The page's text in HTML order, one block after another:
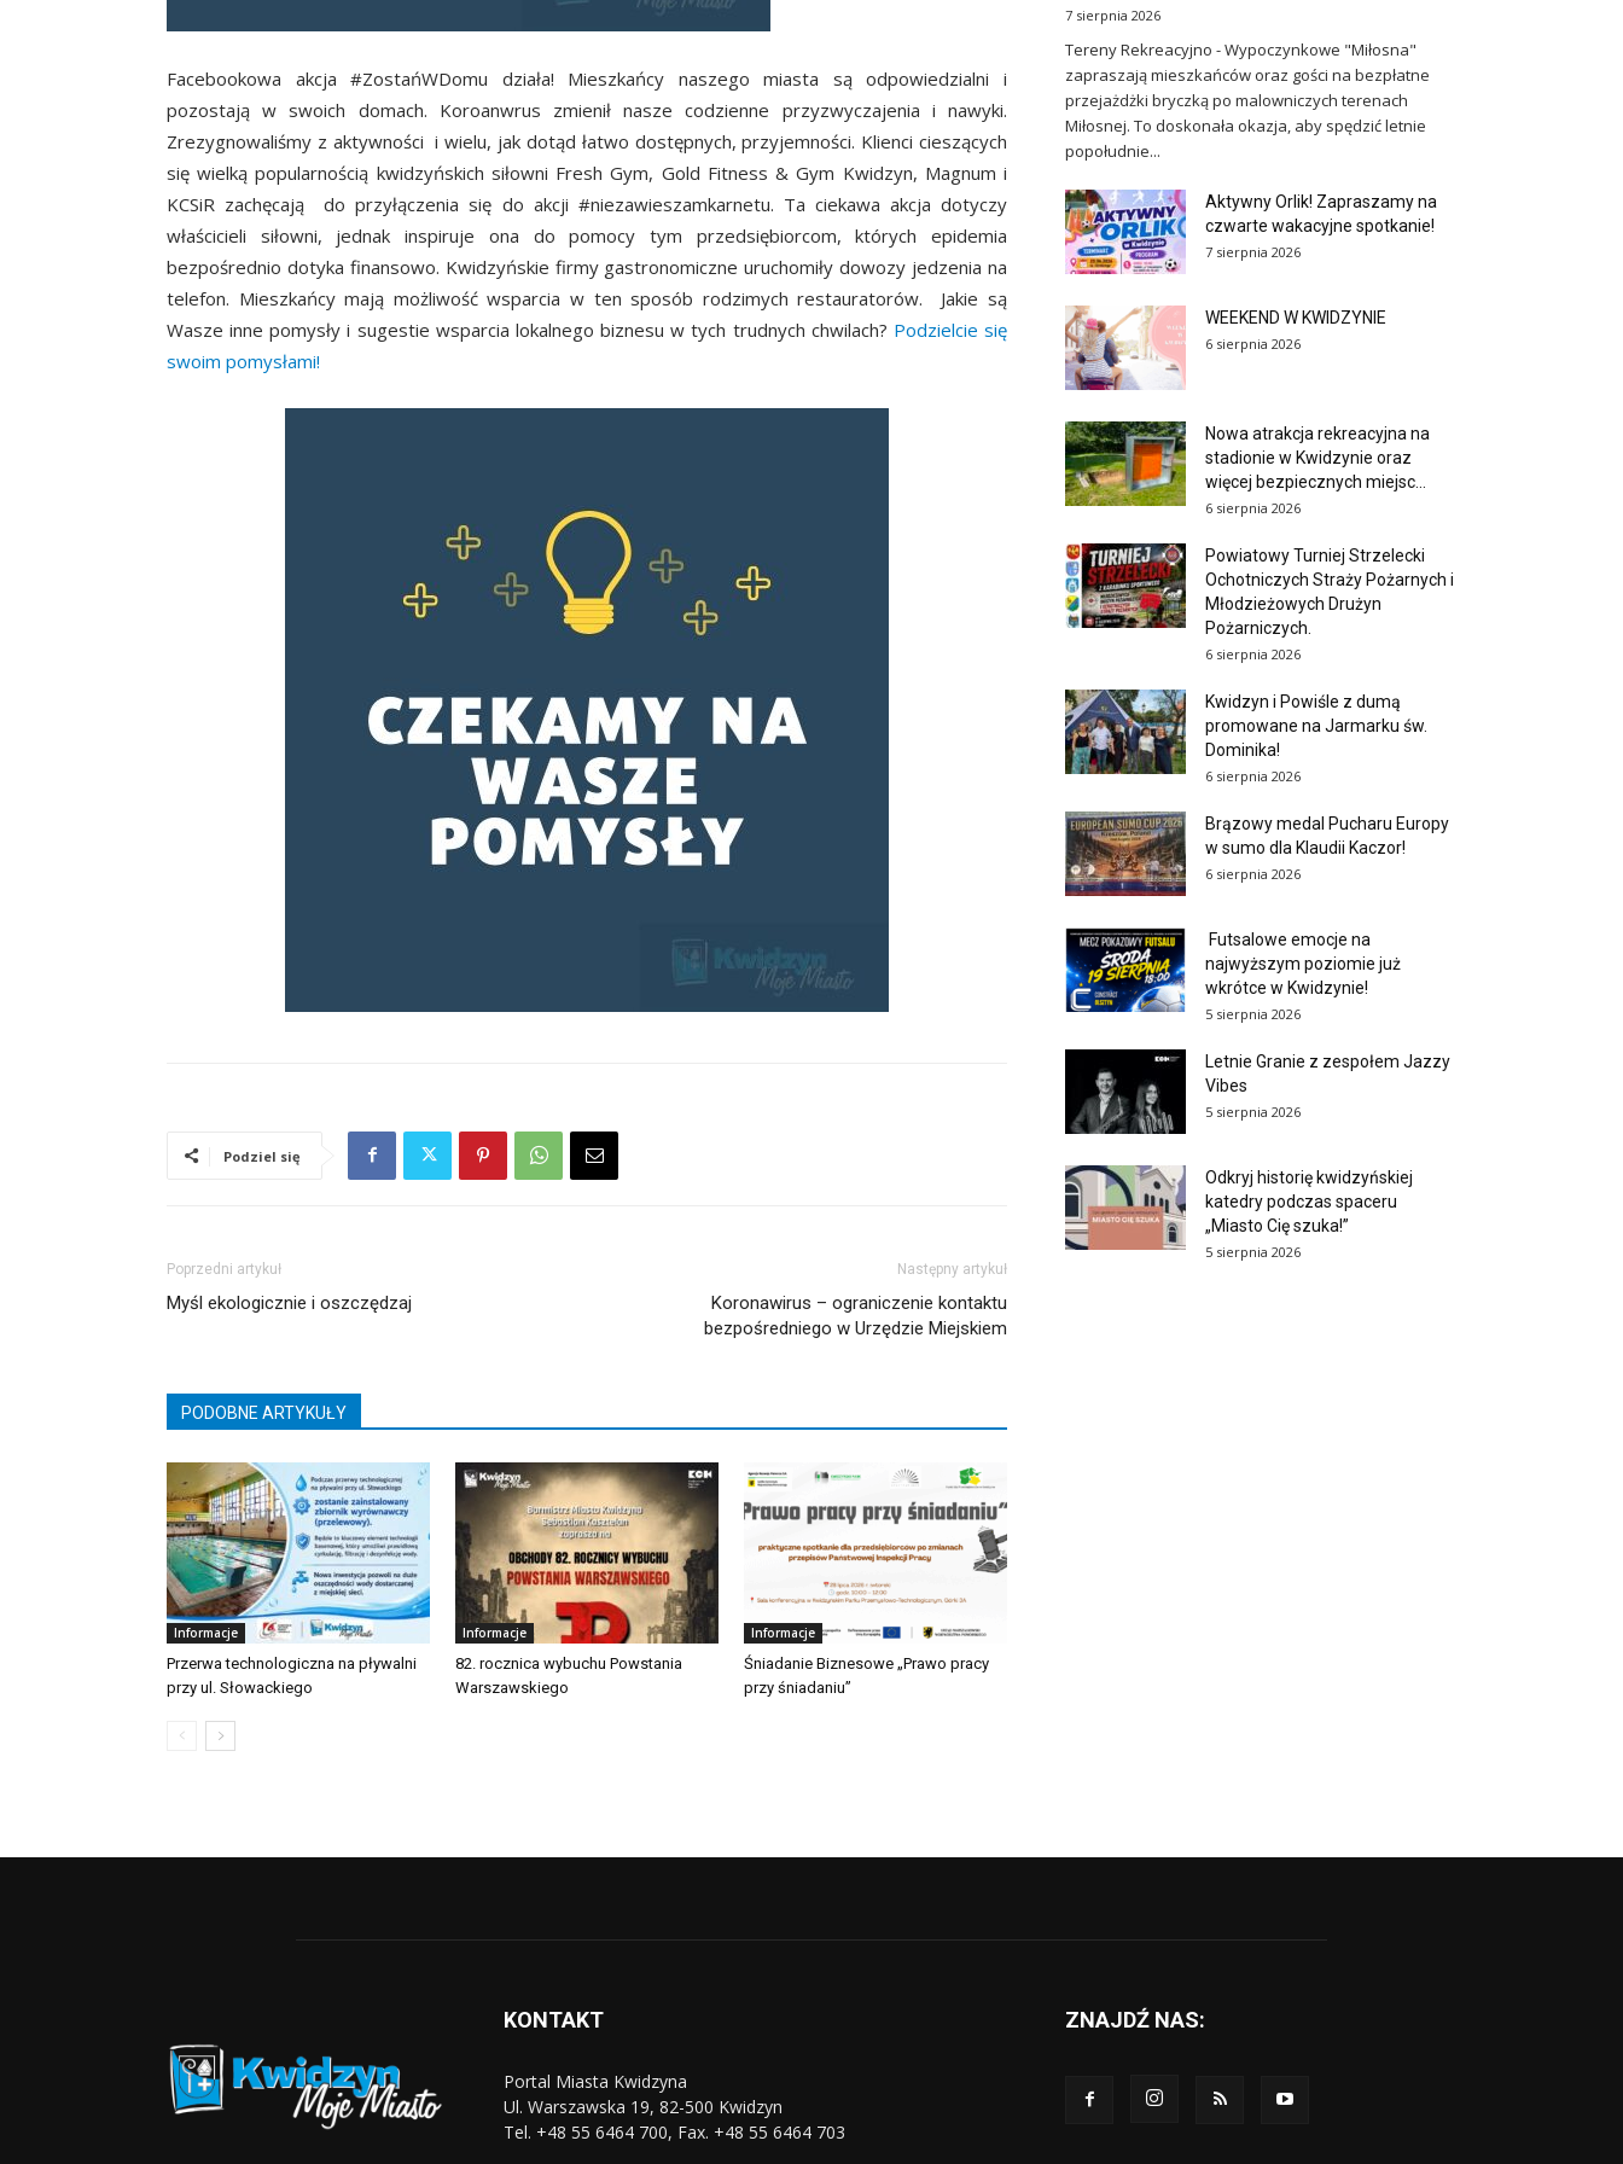
Facebookowa akcja #ZostańWDomu działa! Mieszkańcy naszego miasta są odpowiedzialni i
pozostają w swoich domach. Koroanwrus zmienił nasze codzienne przyzwyczajenia i nawyki.
Zrezygnowaliśmy z aktywności i wielu, jak dotąd łatwo dostępnych, przyjemności. Klienci cieszących
się wielką popularnością kwidzyńskich siłowni Fresh Gym, Gold Fitness & Gym Kwidzyn, Magnum i
KCSiR zachęcają do przyłączenia się do akcji ‪#‎niezawieszamkarnetu. Ta ciekawa akcja dotyczy
właścicieli siłowni, jednak inspiruje ona do pomocy tym przedsiębiorcom, których epidemia
bezpośrednio dotyka finansowo. Kwidzyńskie firmy gastronomiczne uruchomiły dowozy jedzenia na
telefon. Mieszkańcy mają możliwość wsparcia w ten sposób rodzimych restauratorów. Jakie są
Wasze inne pomysły i sugestie wsparcia lokalnego biznesu w tych trudnych chwilach? Podzielcie się
swoim pomysłami!
Podziel się
Poprzedni artykuł
Myśl ekologicznie i oszczędzaj
Następny artykuł
Koronawirus – ograniczenie kontaktu
bezpośredniego w Urzędzie Miejskiem
PODOBNE ARTYKUŁY
Informacje
Przerwa technologiczna na pływalni
przy ul. Słowackiego
Informacje
82. rocznica wybuchu Powstania
Warszawskiego
Informacje
Śniadanie Biznesowe „Prawo pracy
przy śniadaniu”
7 sierpnia 2026
Tereny Rekreacyjno - Wypoczynkowe "Miłosna"
zapraszają mieszkańców oraz gości na bezpłatne
przejażdżki bryczką po malowniczych terenach
Miłosnej. To doskonała okazja, aby spędzić letnie
popołudnie...
Aktywny Orlik! Zapraszamy na
czwarte wakacyjne spotkanie!
7 sierpnia 2026
WEEKEND W KWIDZYNIE
6 sierpnia 2026
Nowa atrakcja rekreacyjna na
stadionie w Kwidzynie oraz
więcej bezpiecznych miejsc...
6 sierpnia 2026
Powiatowy Turniej Strzelecki
Ochotniczych Straży Pożarnych i
Młodzieżowych Drużyn
Pożarniczych.
6 sierpnia 2026
Kwidzyn i Powiśle z dumą
promowane na Jarmarku św.
Dominika!
6 sierpnia 2026
Brązowy medal Pucharu Europy
w sumo dla Klaudii Kaczor!
6 sierpnia 2026
Futsalowe emocje na
najwyższym poziomie już
wkrótce w Kwidzynie!
5 sierpnia 2026
Letnie Granie z zespołem Jazzy
Vibes
5 sierpnia 2026
Odkryj historię kwidzyńskiej
katedry podczas spaceru
„Miasto Cię szuka!”
5 sierpnia 2026
KONTAKT
Portal Miasta Kwidzyna
Ul. Warszawska 19, 82-500 Kwidzyn
Tel. +48 55 6464 700, Fax. +48 55 6464 703
ZNAJDŹ NAS: